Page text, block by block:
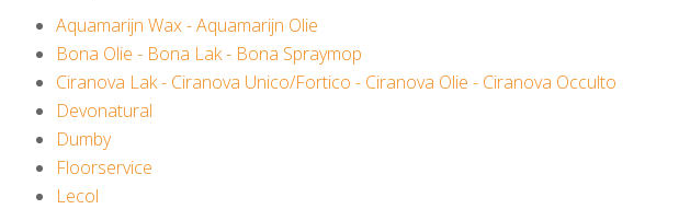
Aquamarijn Wax-Aquamarijn Olie
Bona Olie - Bona Lak- Bona Spraymop
Ciranova Lak- Ciranova Unico/Fortico - Ciranova Olie - Ciranova Occulto
Devonatural
Dumby
Floorservice
Lecol